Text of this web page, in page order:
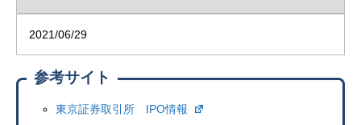
2021/06/29
参考サイト
東京証券取引所 IPO情報